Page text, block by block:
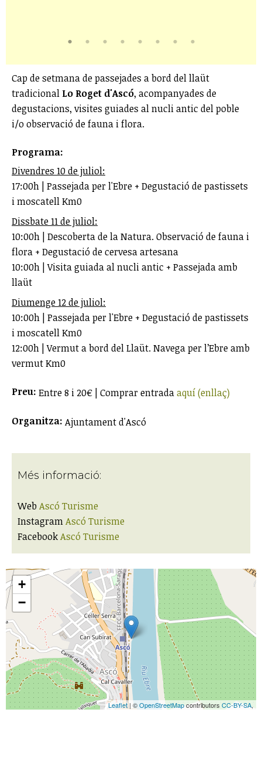
Cap de setmana de passejades a bord del llaüt
tradicional Lo Roget d'Ascó, acompanyades de
degustacions, visites guiades al nucli antic del poble
i/o observació de fauna i flora.
Programa:
Divendres 10 de juliol:
17:00h | Passejada per l'Ebre + Degustació de pastissets
i moscatell Km0
Dissbate 11 de juliol:
10:00h | Descoberta de la Natura. Observació de fauna i
flora + Degustació de cervesa artesana
10:00h | Visita guiada al nucli antic + Passejada amb
llaüt
Diumenge 12 de juliol:
10:00h | Passejada per l'Ebre + Degustació de pastissets
i moscatell Km0
12:00h | Vermut a bord del Llaüt. Navega per l’Ebre amb
vermut Km0
Preu: Entre 8 i 20€ | Comprar entradaaquí (enllaç)
Organitza: Ajuntament d'Ascó
Més informació:
Web Ascó Turisme
InstagramAscó Turisme
FacebookAscó Turisme
+
−
Leaflet | ©OpenStreetMapcontributors CC-BY-SA,